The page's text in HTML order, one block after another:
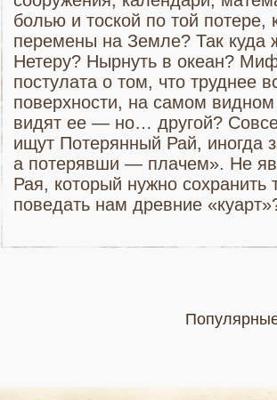
болью и тоской по той
перемены на Земле? Так куда
Нетеру? Нырнуть в океан?
постулата о том, что труднее
поверхности, на самом
видят ее — но… другой?
ищут Потерянный Рай, иногда
а потерявши — плачем». Не
Рая, который нужно
поведать нам древние